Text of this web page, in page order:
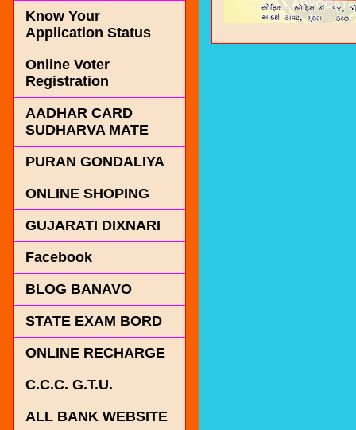
Know Your
Application Status
Online Voter
Registration
AADHAR CARD
SUDHARVA MATE
PURAN GONDALIYA
ONLINE SHOPING
GUJARATI DIXNARI
Facebook
BLOG BANAVO
STATE EXAM BORD
ONLINE RECHARGE
C.C.C. G.T.U.
ALL BANK WEBSITE